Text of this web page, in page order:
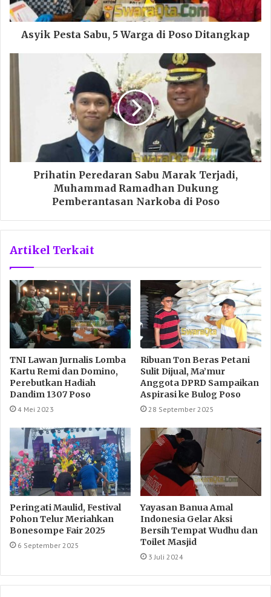
Asyik Pesta Sabu, 5 Warga di Poso Ditangkap
Prihatin Peredaran Sabu Marak Terjadi,
Muhammad Ramadhan Dukung
Pemberantasan Narkoba di Poso
Artikel Terkait
TNI Lawan Jurnalis Lomba
Kartu Remi dan Domino,
Perebutkan Hadiah
Dandim 1307 Poso
4 Mei 2023
Ribuan Ton Beras Petani
Sulit Dijual, Ma’mur
Anggota DPRD Sampaikan
Aspirasi ke Bulog Poso
28 September 2025
Peringati Maulid, Festival
Pohon Telur Meriahkan
Bonesompe Fair 2025
6 September 2025
Yayasan Banua Amal
Indonesia Gelar Aksi
Bersih Tempat Wudhu dan
Toilet Masjid
3 Juli 2024